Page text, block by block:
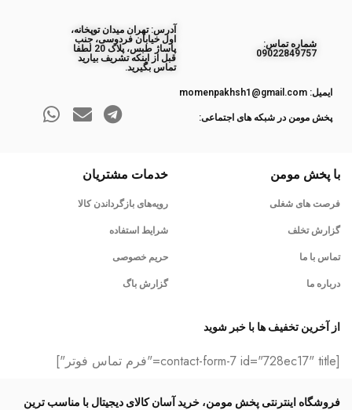
ﺷﻤﺎره ﺗﻤﺎس:
09022849757
آدرس: تهران میدان توپخانه،
اول خیابان فردوسی، جنب
پاساژ طبس، پلاک 20 لطفا
قبل از اینکه تشریف بیارید
تماس بگیرید.
ایمیل: momenpakhsh1@gmail.com
پخش مومن در شبکه های اجتماعی:
با پخش مومن
فرصت های شغلی
گزارش تخلف
تماس با ما
درباره ما
خدمات مشتریان
رویه‌های بازگرداندن کالا
شرایط استفاده
حریم خصوصی
گزارش باگ
از آخرین تخفیف ها با خبر شوید
[contact-form-7 id="728ec17" title="فرم تماس فوتر"]
فروشگاه اینترنتی پخش مومن، خرید آسان کالای دیجیتال با مناسب ترین